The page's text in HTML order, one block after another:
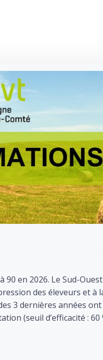
en 2026. Le Sud-
des éleveurs et à
3 dernières années
(seuil d’efficacité : 60